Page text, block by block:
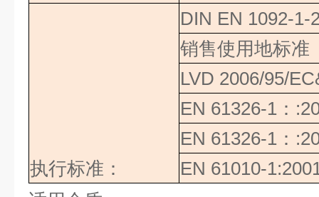
执行标准：
DIN EN 1092-1-
销售使用地标准
LVD 2006/95/
EN 61326-1 ：
EN 61326-1 ：
EN 61010-